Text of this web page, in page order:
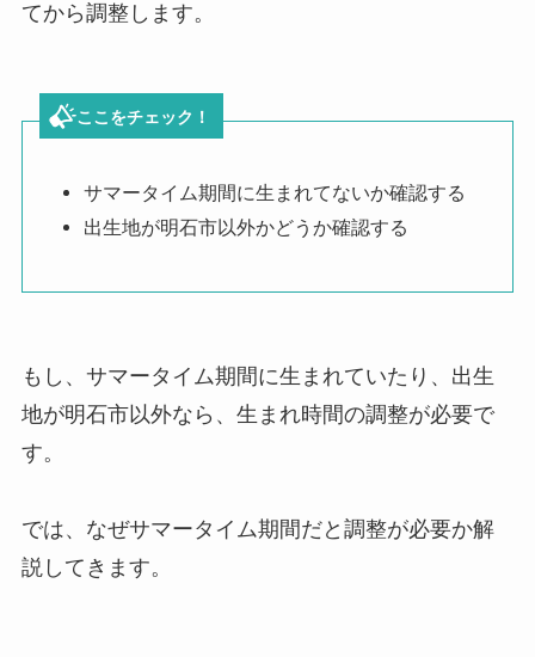
てから調整します。
ここをチェック！
サマータイム期間に生まれてないか確認する
出生地が明石市以外かどうか確認する
もし、サマータイム期間に生まれていたり、出生
地が明石市以外なら、 生まれ時間の調整が必要で
す。
では、なぜサマータイム期間だと調整が必要か解
説してきます。